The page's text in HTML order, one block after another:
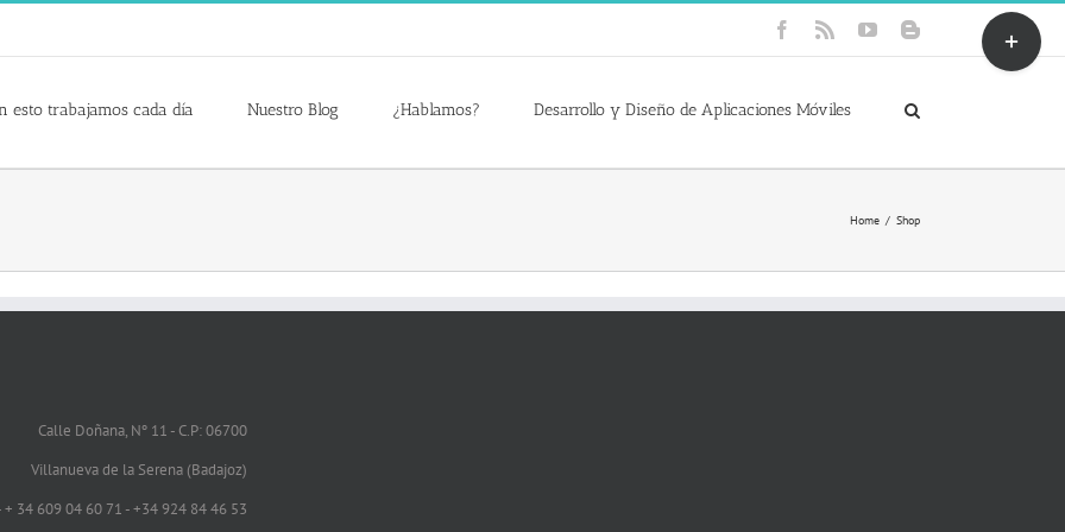
Facebook
Rss YouTubeBlogger
esto trabajamos cada día Nuestro Blog ¿Hablamos? Desarrollo y Diseño de Aplicaciones Móviles
Home Shop
Calle Doñana, Nº 11 - C.P: 06700
Villanueva de la Serena (Badajoz)
34 609 04 60 71 - +34 924 84 46 53
Toggle
Sliding
Bar